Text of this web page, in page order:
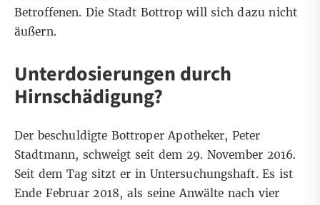
Betroffenen. Die Stadt Bottrop will sich dazu nicht
äußern.
Unterdosierungen durch
Hirnschädigung?
Der beschuldigte Bottroper Apotheker, Peter
Stadtmann, schweigt seit dem 29. November 2016.
Seit dem Tag sitzt er in Untersuchungshaft. Es ist
Ende Februar 2018, als seine Anwältenach vier